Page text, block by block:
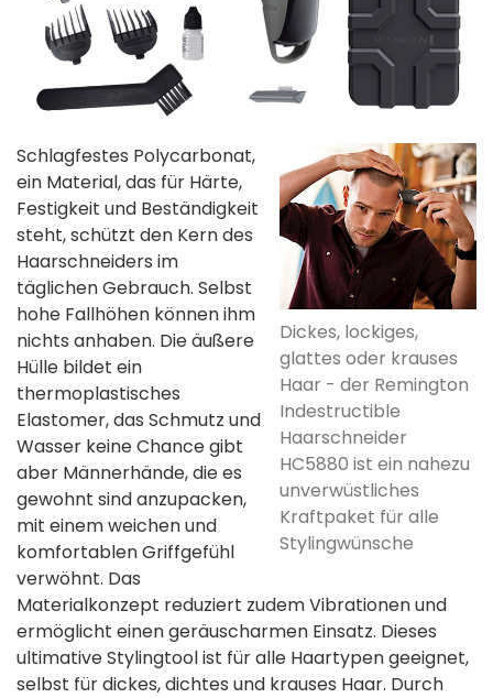
Dickes, lockiges,
glattes oder krauses
Haar - der Remington
Indestructible
Haarschneider
HC5880 ist ein nahezu
unverwüstliches
Kraftpaket für alle
Stylingwünsche
Schlagfestes Polycarbonat,
ein Material, das für Härte,
Festigkeit und Beständigkeit
steht, schützt den Kern des
Haarschneiders im
täglichen Gebrauch. Selbst
hohe Fallhöhen können ihm
nichts anhaben. Die äußere
Hülle bildet ein
thermoplastisches
Elastomer, das Schmutz und
Wasser keine Chance gibt
aber Männerhände, die es
gewohnt sind anzupacken,
mit einem weichen und
komfortablen Griffgefühl
verwöhnt. Das
Materialkonzept reduziert zudem Vibrationen und
ermöglicht einen geräuscharmen Einsatz. Dieses
ultimative Stylingtool ist für alle Haartypen geeignet,
selbst für dickes, dichtes und krauses Haar. Durch